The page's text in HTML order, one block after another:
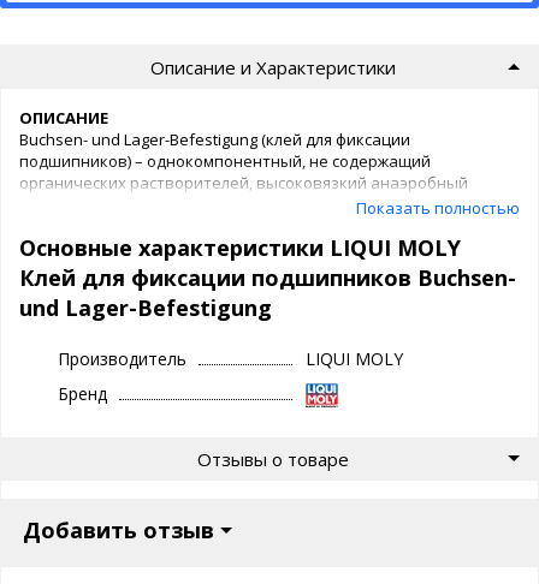
Описание и Характеристики
ОПИСАНИЕ
Buchsen- und Lager-Befestigung (клей для фиксации
подшипников) – однокомпонентный, не содержащий
органических растворителей, высоковязкий анаэробный
герметик (не содержит кислот) на основе диметакрилатов.
СВОЙСТВА
быстрое отвердевание
устойчив к моторному маслу при 125 °C
устойчив к бензину и тормозной жидкости при
очень высокая прочность фиксации
отличная адгезия на вертикальных поверхностях
отвердевает в отсутствие кислорода воздуха
ТЕХНИЧЕСКИЕ ДАННЫЕ
Срок хранения : минимум 2 года (в закрытой упаковке)
Время отвердевания при Комнатной температуре :
Показать полностью
Основные характеристики LIQUI MOLY
Клей для фиксации подшипников Buchsen-
und Lager-Befestigung
Производитель
LIQUI MOLY
Бренд
Отзывы о товаре
Добавить отзыв